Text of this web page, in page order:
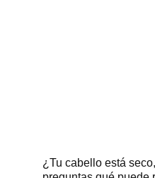
¿Tu cabello está